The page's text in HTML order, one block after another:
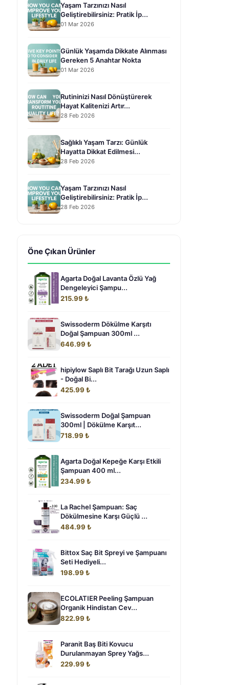
Yaşam Tarzınızı Nasıl
Geliştirebilirsiniz: Pratik İp...
01 Mar 2026
Günlük Yaşamda Dikkate Alınması
Gereken 5 Anahtar Nokta
01 Mar 2026
Rutininizi Nasıl Dönüştürerek
Hayat Kalitenizi Artır...
28 Feb 2026
Sağlıklı Yaşam Tarzı: Günlük
Hayatta Dikkat Edilmesi...
28 Feb 2026
Yaşam Tarzınızı Nasıl
Geliştirebilirsiniz: Pratik İp...
28 Feb 2026
Öne Çıkan Ürünler
Agarta Doğal Lavanta Özlü Yağ
Dengeleyici Şampu...
215.99 ₺
Swissoderm Dökülme Karşıtı
Doğal Şampuan 300ml ...
646.99 ₺
hipiylow Saplı Bit Tarağı Uzun Saplı
- Doğal Bi...
425.99 ₺
Swissoderm Doğal Şampuan
300ml | Dökülme Karşıt...
718.99 ₺
Agarta Doğal Kepeğe Karşı Etkili
Şampuan 400 ml...
234.99 ₺
La Rachel Şampuan: Saç
Dökülmesine Karşı Güçlü ...
484.99 ₺
Bittox Saç Bit Spreyi ve Şampuanı
Seti Hediyeli...
198.99 ₺
ECOLATIER Peeling Şampuan
Organik Hindistan Cev...
822.99 ₺
Paranit Baş Biti Kovucu
Durulanmayan Sprey Yağs...
229.99 ₺